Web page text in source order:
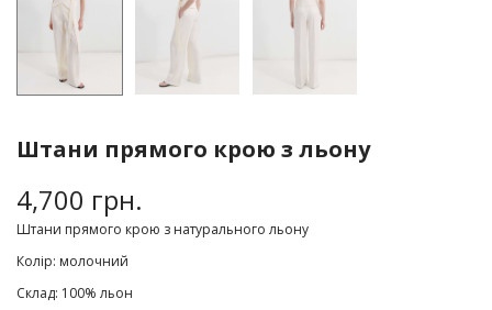
Штани прямого крою з льону
4,700 грн.
Штани прямого крою з натурального льону
Колір: молочний
Склад: 100% льон